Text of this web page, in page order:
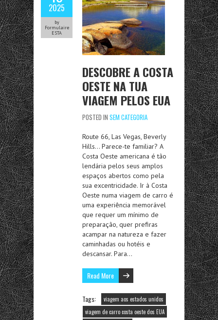
2025
by
Formulaire
ESTA
DESCOBRE A COSTA
OESTE NA TUA
VIAGEM PELOS EUA
POSTED IN SEM CATEGORIA
Route 66, Las Vegas, Beverly
Hills… Parece-te familiar? A
Costa Oeste americana é tão
lendária pelos seus amplos
espaços abertos como pela
sua excentricidade. Ir à Costa
Oeste numa viagem de carro é
uma experiência memorável
que requer um mínimo de
preparação, quer prefiras
acampar na natureza e fazer
caminhadas ou hotéis e
descansar. Para…
Read More
Tags:
viagem aos estados unidos
viagem de carro costa oeste dos EUA